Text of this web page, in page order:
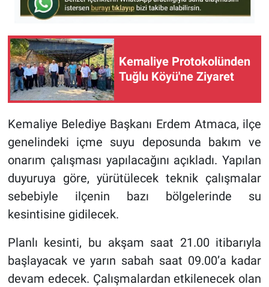
Kemaliye Protokolünden
Tuğlu Köyü'ne Ziyaret
Kemaliye Belediye Başkanı Erdem Atmaca, ilçe
genelindeki içme suyu deposunda bakım ve
onarım çalışması yapılacağını açıkladı. Yapılan
duyuruya göre, yürütülecek teknik çalışmalar
sebebiyle ilçenin bazı bölgelerinde su
kesintisine gidilecek.
Planlı kesinti, bu akşam saat 21.00 itibarıyla
başlayacak ve yarın sabah saat 09.00’a kadar
devam edecek. Çalışmalardan etkilenecek olan